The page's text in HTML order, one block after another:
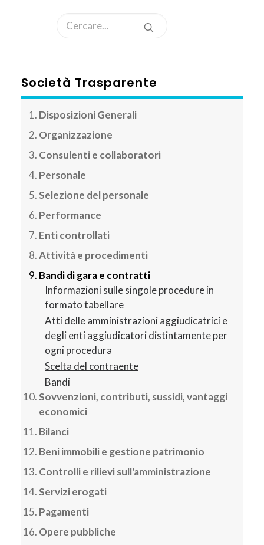
Società Trasparente
Disposizioni Generali
Organizzazione
Consulenti e collaboratori
Personale
Selezione del personale
Performance
Enti controllati
Attività e procedimenti
Bandi di gara e contratti
Informazioni sulle singole procedure in
formato tabellare
Atti delle amministrazioni aggiudicatrici e
degli enti aggiudicatori distintamente per
ogni procedura
Scelta del contraente
Bandi
Sovvenzioni, contributi, sussidi, vantaggi
economici
Bilanci
Beni immobili e gestione patrimonio
Controlli e rilievi sull'amministrazione
Servizi erogati
Pagamenti
Opere pubbliche